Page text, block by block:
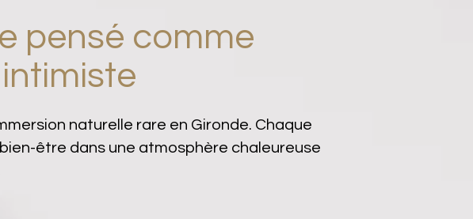
pensé comme
naturelle rare en Gironde. Chaque
être dans une atmosphère chaleureuse